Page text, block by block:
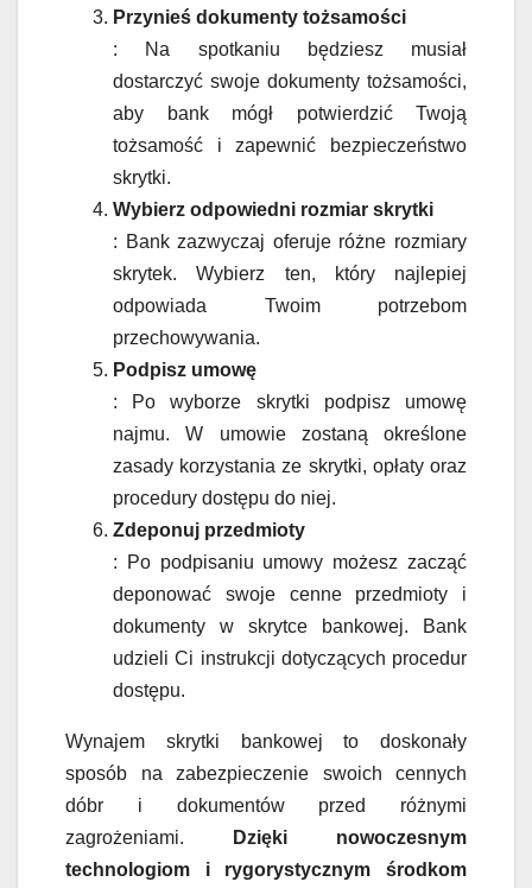
Przynieś dokumenty tożsamości
: Na spotkaniu będziesz musiał
dostarczyć swoje dokumenty tożsamości,
aby bank mógł potwierdzić Twoją
tożsamość i zapewnić bezpieczeństwo
skrytki.
Wybierz odpowiedni rozmiar skrytki
: Bank zazwyczaj oferuje różne rozmiary
skrytek. Wybierz ten, który najlepiej
odpowiada Twoim potrzebom
przechowywania.
Podpisz umowę
: Po wyborze skrytki podpisz umowę
najmu. W umowie zostaną określone
zasady korzystania ze skrytki, opłaty oraz
procedury dostępu do niej.
Zdeponuj przedmioty
: Po podpisaniu umowy możesz zacząć
deponować swoje cenne przedmioty i
dokumenty w skrytce bankowej. Bank
udzieli Ci instrukcji dotyczących procedur
dostępu.
Wynajem skrytki bankowej to doskonały
sposób na zabezpieczenie swoich cennych
dóbr i dokumentów przed różnymi
zagrożeniami.
Dzięki nowoczesnym
technologiom i rygorystycznym środkom